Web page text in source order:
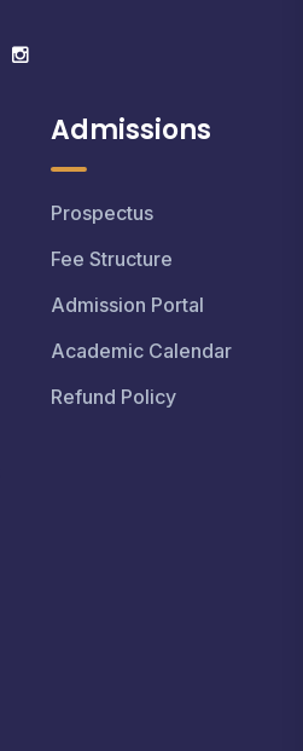
Admissions
Prospectus
Fee Structure
Admission Portal
Academic Calendar
Refund Policy